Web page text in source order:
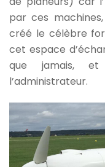
par ces
créé le célèbre
cet espace
que jamais,
l’administrateur.